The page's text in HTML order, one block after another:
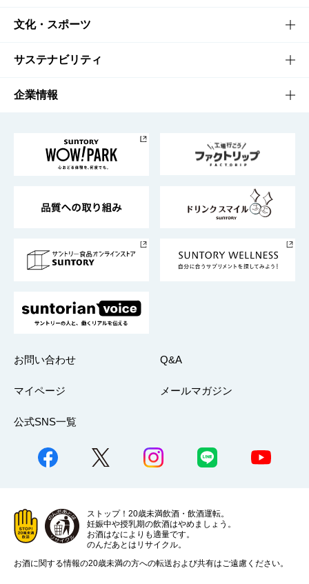
商品一覧
商品発売情報
栄養成分一覧
知る・楽しむTOP
キャンペーン
工場見学
地域情報
文化・スポーツ
文化・スポーツTOP
サントリーホール
サントリーサンバーズ大阪
サステナビリティ
サステナビリティTOP
サントリーが考えるサステナビリティ経営
企業情報
企業概要
採用情報
お問い合わせ Q&A
マイページ メールマガジン
公式SNS一覧
ストップ！20歳未満飲酒・飲酒運転。
妊娠中や授乳期の飲酒はやめましょう。
お酒はなによりも適量です。
のんだあとはリサイクル。
お酒に関する情報の20歳未満の方への転送および共有はご遠慮ください。